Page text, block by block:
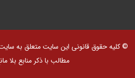
© کلیه حقوق قانونی این سایت متعلق به سایت
مطالب با ذکر منابع بلا